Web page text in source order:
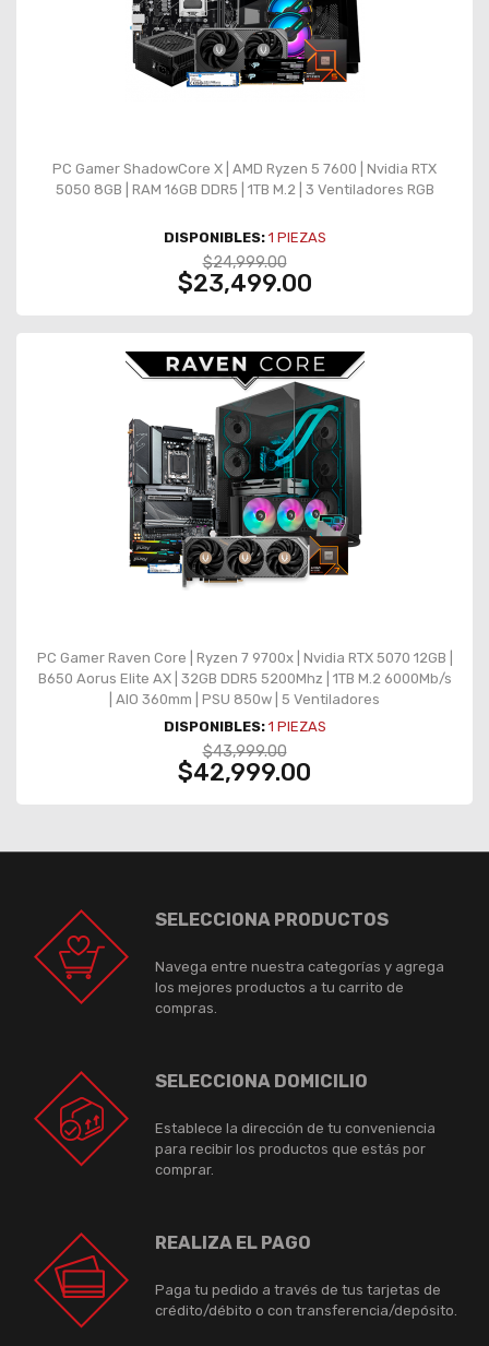
PC Gamer ShadowCore X | AMD Ryzen 5 7600 | Nvidia RTX
5050 8GB | RAM 16GB DDR5 | 1TB M.2 | 3 Ventiladores RGB
DISPONIBLES: 1 PIEZAS
$24,999.00
$23,499.00
PC Gamer Raven Core | Ryzen 7 9700x | Nvidia RTX 5070 12GB |
B650 Aorus Elite AX | 32GB DDR5 5200Mhz | 1TB M.2 6000Mb/s
| AIO 360mm | PSU 850w | 5 Ventiladores
DISPONIBLES: 1 PIEZAS
$43,999.00
$42,999.00
SELECCIONA PRODUCTOS
Navega entre nuestra categorías y agrega
los mejores productos a tu carrito de
compras.
SELECCIONA DOMICILIO
Establece la dirección de tu conveniencia
para recibir los productos que estás por
comprar.
REALIZA EL PAGO
Paga tu pedido a través de tus tarjetas de
crédito/débito o con transferencia/depósito.